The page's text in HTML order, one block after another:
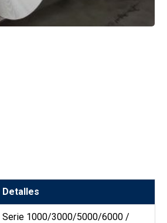
Detalles
Serie 1000/3000/5000/6000 /